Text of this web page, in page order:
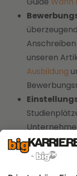
unseren
Ausbildung
technisches
aus unserem